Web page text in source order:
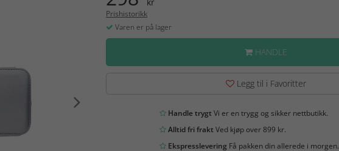
Prishistorikk
Varen er på lager
HANDLE
Legg til i Favoritter
Handle trygtVi er en trygg og sikker nettbutikk.
Alltid fri fraktVed kjøp over 899 kr.
EkspressleveringFå pakken din allerede i morgen.